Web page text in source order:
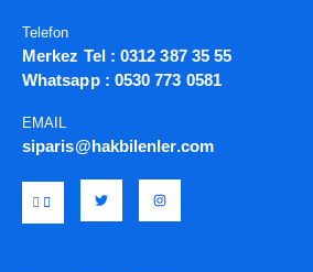
Telefon
Merkez Tel : 0312 387 35 55
Whatsapp : 0530 773 0581
EMAIL
siparis@hakbilenler.com